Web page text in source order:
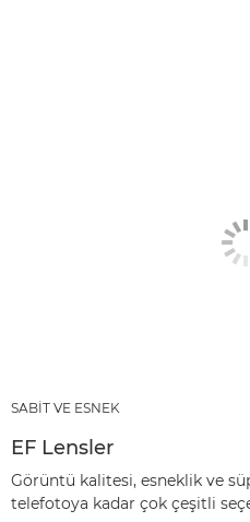
SABİT VE ESNEK
EF Lensler
Görüntü kalitesi, esneklik ve
telefotoya kadar çok çeşitli